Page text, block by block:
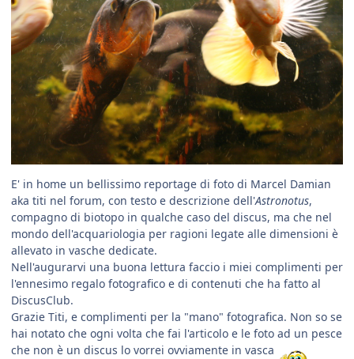
E' in home un bellissimo reportage di foto di Marcel Damian
aka titi nel forum, con testo e descrizione dell'Astronotus,
compagno di biotopo in qualche caso del discus, ma che nel
mondo dell'acquariologia per ragioni legate alle dimensioni è
allevato in vasche dedicate.
Nell'augurarvi una buona lettura faccio i miei complimenti per
l'ennesimo regalo fotografico e di contenuti che ha fatto al
DiscusClub.
Grazie Titi, e complimenti per la "mano" fotografica. Non so se
hai notato che ogni volta che fai l'articolo e le foto ad un pesce
che non è un discus lo vorrei ovviamente in vasca